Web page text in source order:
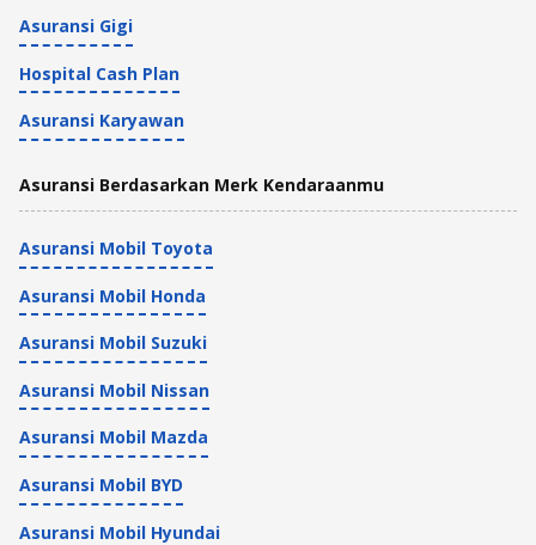
Asuransi Gigi
Hospital Cash Plan
Asuransi Karyawan
Asuransi Berdasarkan Merk Kendaraanmu
Asuransi Mobil Toyota
Asuransi Mobil Honda
Asuransi Mobil Suzuki
Asuransi Mobil Nissan
Asuransi Mobil Mazda
Asuransi Mobil BYD
Asuransi Mobil Hyundai